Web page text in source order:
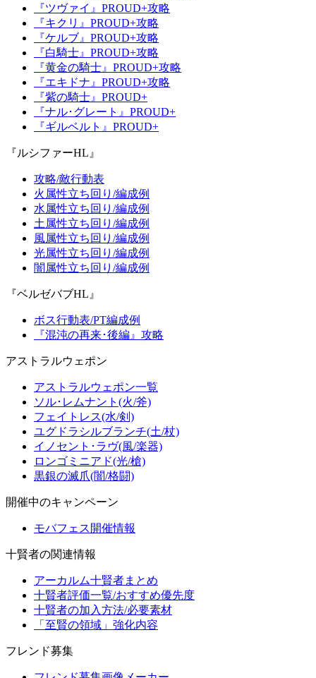
『ツヴァイ』PROUD+攻略
『キクリ』PROUD+攻略
『ケルブ』PROUD+攻略
『白騎士』PROUD+攻略
『黄金の騎士』PROUD+攻略
『エキドナ』PROUD+攻略
『紫の騎士』PROUD+
『ナル･グレート』PROUD+
『ギルベルト』PROUD+
『ルシファーHL』
攻略/敵行動表
火属性立ち回り/編成例
水属性立ち回り/編成例
土属性立ち回り/編成例
風属性立ち回り/編成例
光属性立ち回り/編成例
闇属性立ち回り/編成例
『ベルゼバブHL』
ボス行動表/PT編成例
『混沌の再来･後編』攻略
アストラルウェポン
アストラルウェポン一覧
ソル･レムナント(火/斧)
フェイトレス(水/剣)
ユグドラシルブランチ(土/杖)
イノセント･ラヴ(風/楽器)
ロンゴミニアド(光/槍)
黒銀の滅爪(闇/格闘)
開催中のキャンペーン
モバフェス開催情報
十賢者の関連情報
アーカルム十賢者まとめ
十賢者評価一覧/おすすめ優先度
十賢者の加入方法/必要素材
「至賢の領域」強化内容
フレンド募集